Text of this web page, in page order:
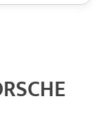
Taycan